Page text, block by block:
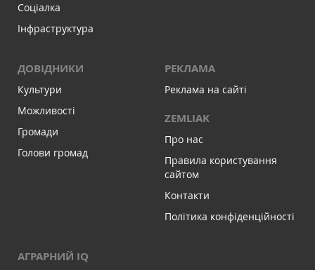
Соціалка
Інфраструктура
ДОВІДНИКИ
Культури
Можливості
Громади
Голови громад
РЕКЛАМА
Реклама на сайті
ZEMLIAK
Про нас
Правила користування
сайтом
Контакти
Політика конфіденційності
АГРАРНИЙ IQ